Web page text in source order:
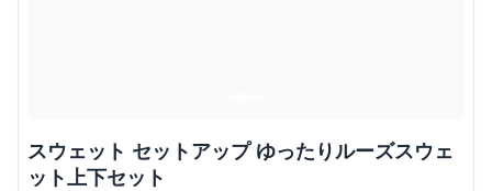
スウェット セットアップ ゆったりルーズスウェ
ット上下セット